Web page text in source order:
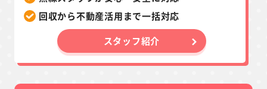
回収から不動産活用まで一括対応
スタッフ紹介